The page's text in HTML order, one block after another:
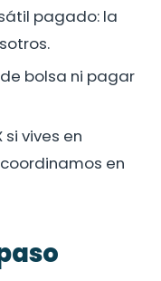
pagado: la
bolsa ni pagar
vives en
en